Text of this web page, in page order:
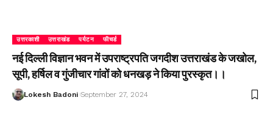
उत्तरकाशी उत्तराखंड पर्यटन फीचर्ड
नई दिल्ली विज्ञान भवन में उपराष्ट्रपति जगदीश उत्तराखंड के जखोल,
सूपी, हर्षिल व गुंजीचार गांवों को धनखड़ ने किया पुरस्कृत।।
Lokesh Badoni September 27, 2024